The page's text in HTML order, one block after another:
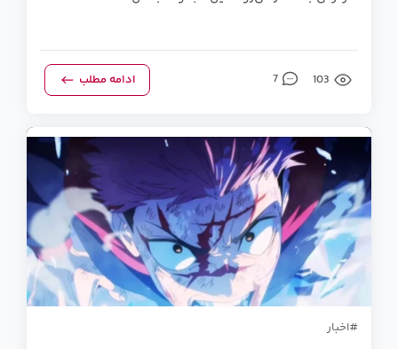
103
7 ادامه مطلب
اخبار